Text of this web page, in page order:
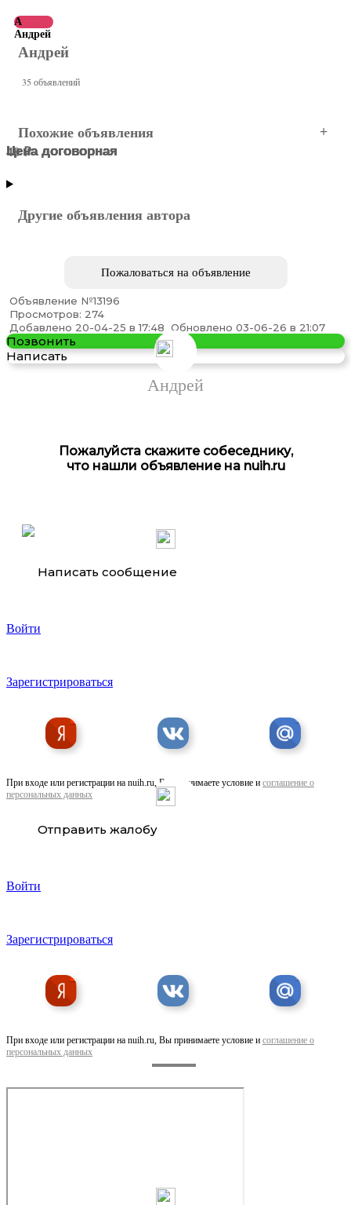
А
Андрей
Андрей
35 объявлений
Похожие объявления
Транспортная Компания
40 ₽
Цена договорная
Цена договорная
Цена договорная
Цена договорная
Цена договорная
Другие объявления автора
Пожаловаться на объявление
Объявление №13196
Просмотров: 274
Добавлено 20-04-25 в 17:48 Обновлено 03-06-26 в 21:07
Позвонить
Написать
Андрей
Пожалуйста скажите собеседнику,
что нашли объявление на nuih.ru
Написать сообщение
Войти
Зарегистрироваться
При входе или регистрации на nuih.ru, Вы принимаете условие и соглашение о
персональных данных
Отправить жалобу
Войти
Зарегистрироваться
При входе или регистрации на nuih.ru, Вы принимаете условие и соглашение о
персональных данных